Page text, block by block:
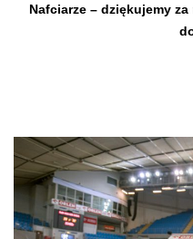
Nafciarze – dziękujemy